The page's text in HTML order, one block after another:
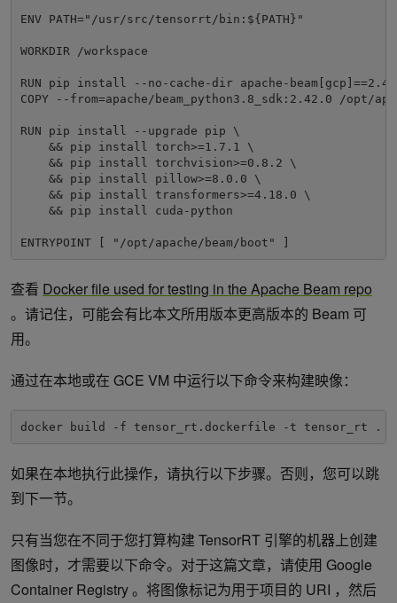
ENV PATH="/usr/src/tensorrt/bin:${PATH}"
WORKDIR /workspace
RUN pip install --no-cache-dir apache-
COPY --from=apache/beam_python3.8_sdk:2.42.0 /opt/
RUN pip install --upgrade pip \
    && pip install torch>=1.7.1 \
    && pip install torchvision>=0.8.2 \
    && pip install pillow>=8.0.0 \
    && pip install transformers>=4.18.0 \
    && pip install cuda-python
ENTRYPOINT [ "/opt/apache/beam/boot" ]
查看 Docker file used for testing in the Apache Beam repo
。请记住，可能会有比本文所用版本更高版本的 Beam 可
用。
通过在本地或在 GCE VM 中运行以下命令来构建映像：
docker build -f tensor_rt.dockerfile -t tensor_rt .
如果在本地执行此操作，请执行以下步骤。否则，您可以跳
到下一节。
只有当您在不同于您打算构建 TensorRT 引擎的机器上创建
图像时，才需要以下命令。对于这篇文章，请使用 Google
Container Registry 。将图像标记为用于项目的 URI ，然后